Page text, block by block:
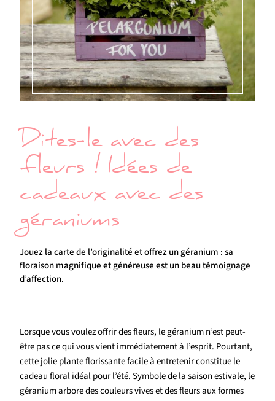
Dites-le avec des
fleurs ! Idées de
cadeaux avec des
géraniums
Jouez la carte de l’originalité et offrez un géranium : sa
floraison magnifique et généreuse est un beau témoignage
d’affection.
Lorsque vous voulez offrir des fleurs, le géranium n’est peut-
être pas ce qui vous vient immédiatement à l’esprit. Pourtant,
cette jolie plante florissante facile à entretenir constitue le
cadeau floral idéal pour l’été. Symbole de la saison estivale, le
géranium arbore des couleurs vives et des fleurs aux formes